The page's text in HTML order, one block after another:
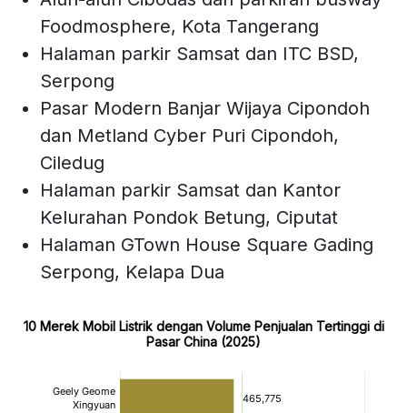
Foodmosphere, Kota Tangerang
Halaman parkir Samsat dan ITC BSD,
Serpong
Pasar Modern Banjar Wijaya Cipondoh
dan Metland Cyber Puri Cipondoh,
Ciledug
Halaman parkir Samsat dan Kantor
Kelurahan Pondok Betung, Ciputat
Halaman GTown House Square Gading
Serpong, Kelapa Dua